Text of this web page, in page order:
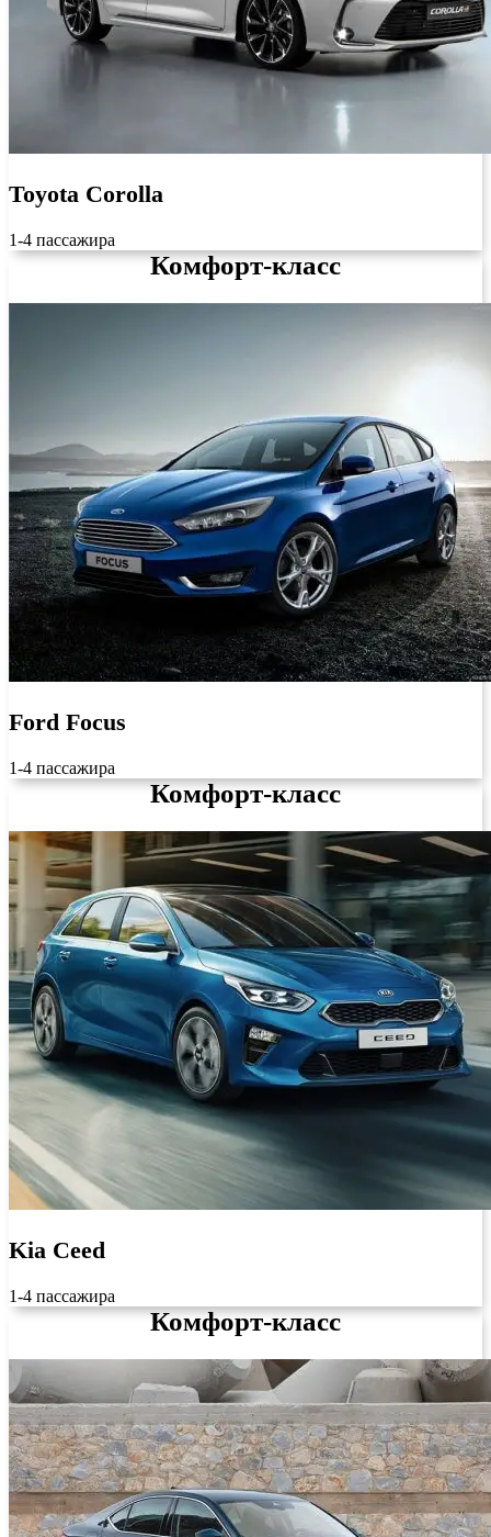
Toyota Corolla
1-4 пассажира
Комфорт-класс
Ford Focus
1-4 пассажира
Комфорт-класс
Kia Ceed
1-4 пассажира
Комфорт-класс